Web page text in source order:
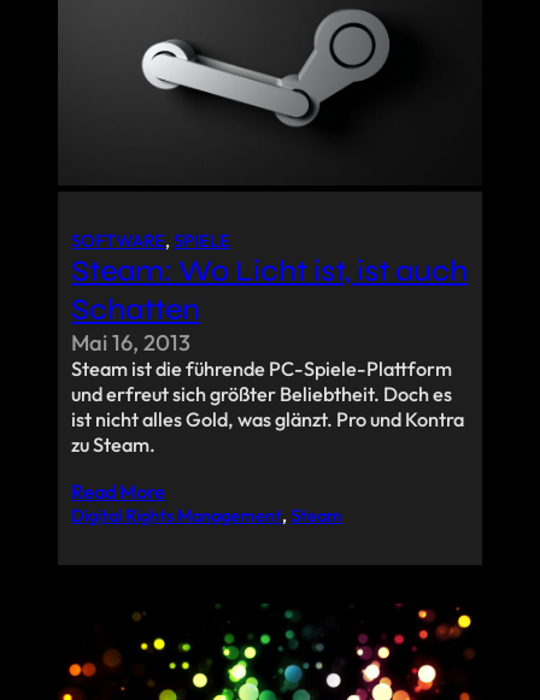
SOFTWARE, SPIELE
Steam: Wo Licht ist, ist auch
Schatten
Mai 16, 2013
Steam ist die führende PC-Spiele-Plattform
und erfreut sich größter Beliebtheit. Doch es
ist nicht alles Gold, was glänzt. Pro und Kontra
zu Steam.
Read More
Digital Rights Management, Steam